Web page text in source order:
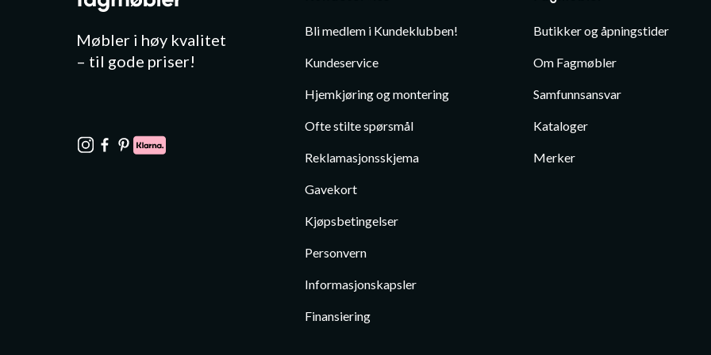
Møbler i høy kvalitet
– til gode priser!
Bli medlem i Kundeklubben!
Kundeservice
Hjemkjøring og montering
Ofte stilte spørsmål
Reklamasjonsskjema
Gavekort
Kjøpsbetingelser
Personvern
Informasjonskapsler
Finansiering
Butikker og åpningstider
Om Fagmøbler
Samfunnsansvar
Kataloger
Merker